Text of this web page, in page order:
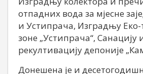
отпадних вода за мјесне
и Устипрача, Изградњу Еко-
зоне „Устипрача“, Санацију
рекултивацију депоније
Донешена је и